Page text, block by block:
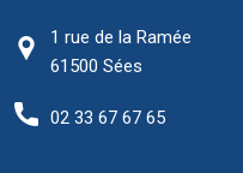
1 rue de la Ramée
61500 Sées
02 33 67 67 65